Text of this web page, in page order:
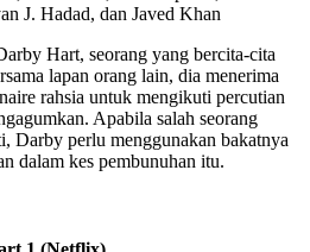
J. Hadad, dan Javed Khan
Hart, seorang yang bercita-cita
lapan orang lain, dia menerima
rahsia untuk mengikuti percutian
Apabila salah seorang
Darby perlu menggunakan bakatnya
dalam kes pembunuhan itu.